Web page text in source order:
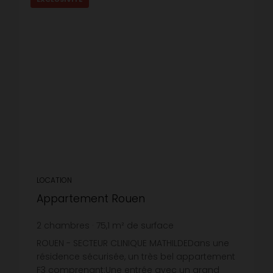
LOCATION
Appartement Rouen
2 chambres 75,1 m² de surface
11,98 € prix / m²
ROUEN - SECTEUR CLINIQUE MATHILDEDans une
résidence sécurisée, un très bel appartement
F3 comprenant:Une entrée avec un grand